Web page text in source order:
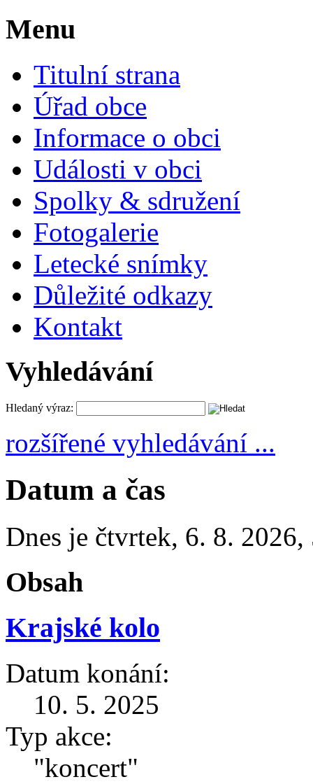
Menu
Titulní strana
Úřad obce
Informace o obci
Události v obci
Spolky & sdružení
Fotogalerie
Letecké snímky
Důležité odkazy
Kontakt
Vyhledávání
Hledaný výraz:
rozšířené vyhledávání ...
Datum a čas
Dnes je čtvrtek, 6. 8. 2026,
Obsah
Krajské kolo
Datum konání:
10. 5. 2025
Typ akce:
"koncert"